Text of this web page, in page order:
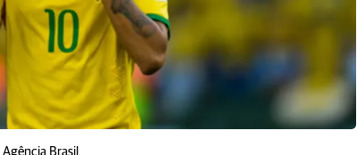
Brasil